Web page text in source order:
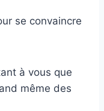
se convaincre
à vous que
même des